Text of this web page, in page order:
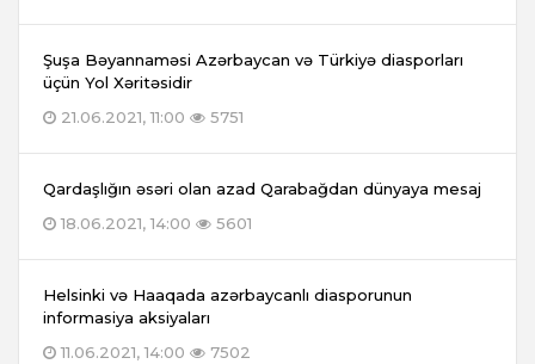
Şuşa Bəyannaməsi Azərbaycan və Türkiyə diasporları
üçün Yol Xəritəsidir
21.06.2021, 11:00
5751
Qardaşlığın əsəri olan azad Qarabağdan dünyaya mesaj
18.06.2021, 14:00
5601
Helsinki və Haaqada azərbaycanlı diasporunun
informasiya aksiyaları
11.06.2021, 14:00
7502